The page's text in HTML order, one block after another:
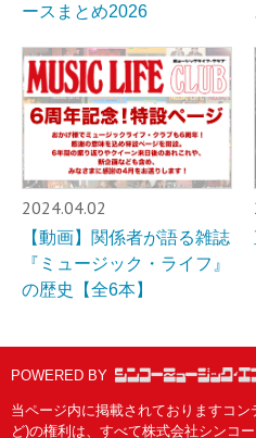
ースまとめ2026
2024.04.02
【動画】関係者が語る雑誌
『ミュージック・ライフ』
の歴史【全6本】
POWERED BY
当ページ内に掲載されておりますコ
ど)の権利は、すべて株式会社シンコ